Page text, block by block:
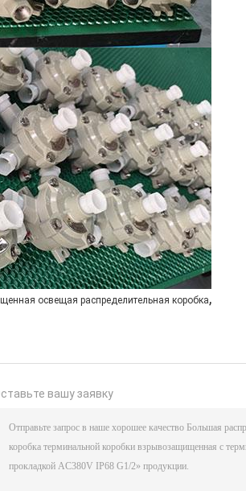
освещая распределительная коробка,
вашу заявку